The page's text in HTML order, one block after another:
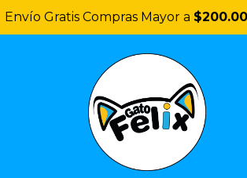
Envío Gratis Compras Mayor a